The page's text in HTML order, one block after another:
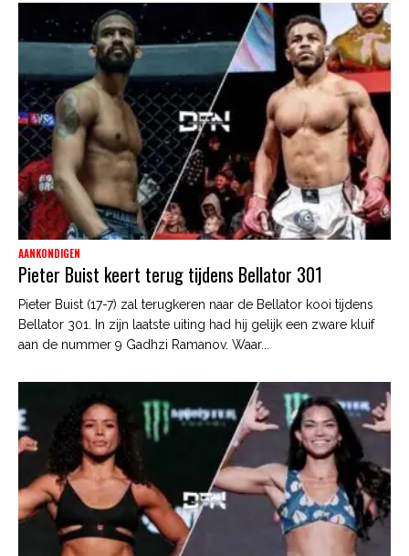
AANKONDIGEN
Pieter Buist keert terug tijdens Bellator 301
Pieter Buist (17-7) zal terugkeren naar de Bellator kooi tijdens
Bellator 301. In zijn laatste uiting had hij gelijk een zware kluif
aan de nummer 9 Gadhzi Ramanov. Waar...